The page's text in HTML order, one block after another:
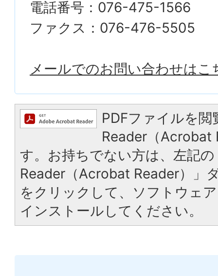
電話番号：076-475-1566
ファクス：076-476-5505
メールでのお問い合わせはこ
PDFファイルを
Reader（Acrobat
す。お持ちでない方は、左記
Reader（Acrobat Reader）」
をクリックして、ソフトウェ
インストールしてください。